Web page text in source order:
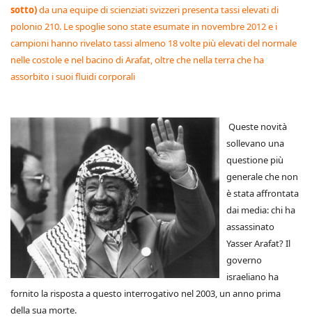
sotto)da una equipe di scienziati svizzeri presenta tassi elevati di
polonio 210. Le spoglie sono state esumate in novembre 2012 e i
campioni hanno rivelato tassi almeno 18 volte più elevati del normale
nelle costole e nel bacino di Arafat, oltre che nella terra che ha
assorbito i suoi fluidi corporali
Queste novità
sollevano una
questione più
generale che non
è stata affrontata
dai media: chi ha
assassinato
Yasser Arafat? Il
governo
israeliano ha
fornito la risposta a questo interrogativo nel 2003, un anno prima
della sua morte.